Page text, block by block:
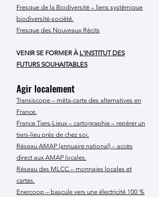
Fresque de la Biodiversité – liens systémique
biodiversité-société.
Fresque des Nouveaux Récits
VENIR SE FORMER À L'INSTITUT DES
FUTURS SOUHAITABLES
Agir localement
Transiscope – méta-carte des alternatives en
France.
France Tiers-Lieux – cartographie – repérer un
tiers-lieu près de chez soi.
Réseau AMAP (annuaire national) – accès
direct aux AMAP locales.
Réseau des MLCC – monnaies locales et
cartes.
Enercoop – bascule vers une électricité 100 %